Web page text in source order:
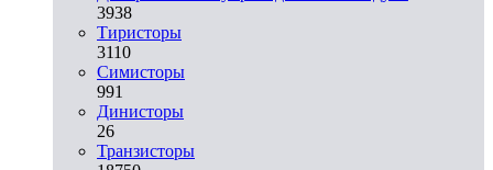
3938
Тиристоры
3110
Симисторы
991
Динисторы
26
Транзисторы